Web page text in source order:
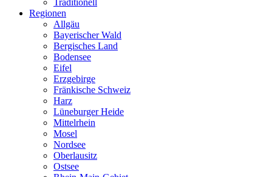
Traditionell
Regionen
Allgäu
Bayerischer Wald
Bergisches Land
Bodensee
Eifel
Erzgebirge
Fränkische Schweiz
Harz
Lüneburger Heide
Mittelrhein
Mosel
Nordsee
Oberlausitz
Ostsee